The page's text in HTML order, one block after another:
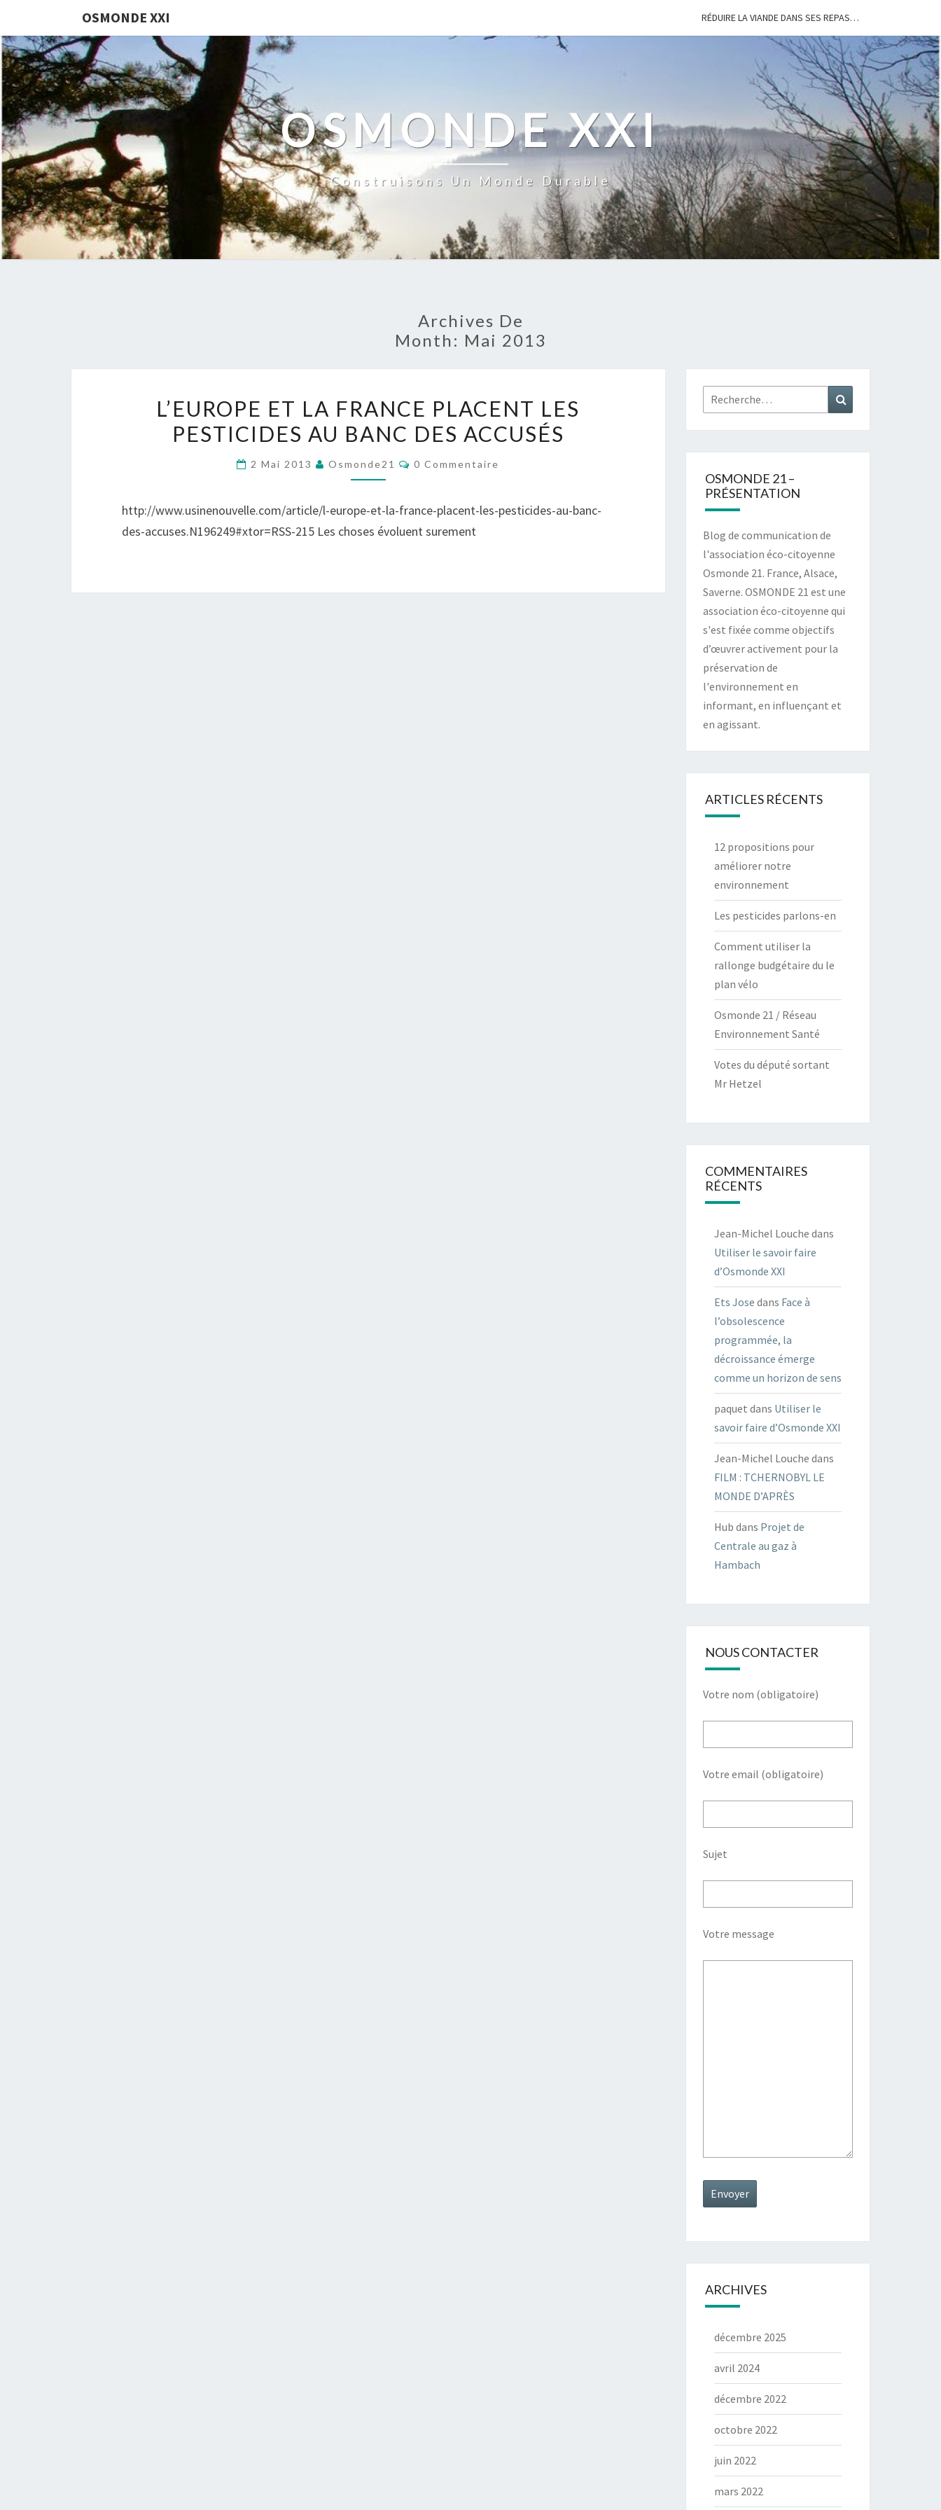
OSMONDE XXI RÉDUIRE LA VIANDE DANS SES REPAS…
OSMONDE XXI
Construisons Un Monde Durable
Archives De
Month: Mai 2013
ET
LA
PLACENT
PESTICIDES
AU
L’EUROPE ET LA FRANCE PLACENT LES
PESTICIDES AU BANC DES ACCUSÉS
2 Mai 2013 Osmonde21 Commentaires
0 Commentaire
http://www.usinenouvelle.com/article/l-europe-et-la-france-placent-les-pesticides-au-banc-
des-accuses.N196249#xtor=RSS-215 Les choses évoluent surement
Rechercher :
OSMONDE 21 –
PRÉSENTATION
Blog de communication de
l'association éco-citoyenne
Osmonde 21. France, Alsace,
Saverne. OSMONDE 21 est une
association éco-citoyenne qui
s'est fixée comme objectifs
d’œuvrer activement pour la
préservation de
l'environnement en
informant, en influençant et
en agissant.
ARTICLES RÉCENTS
12 propositions pour
améliorer notre
environnement
Les pesticides parlons-en
Comment utiliser la
rallonge budgétaire du le
plan vélo
Osmonde 21 / Réseau
Environnement Santé
Votes du député sortant
Mr Hetzel
COMMENTAIRES
RÉCENTS
Jean-Michel Louche dans
Utiliser le savoir faire
d’Osmonde XXI
Ets Jose dans Face à
l’obsolescence
programmée, la
décroissance émerge
comme un horizon de sens
paquet dans Utiliser le
savoir faire d’Osmonde XXI
Jean-Michel Louche dans
FILM : TCHERNOBYL LE
MONDE D’APRÈS
Hub dans Projet de
Centrale au gaz à
Hambach
NOUS CONTACTER
Votre nom (obligatoire)
Votre email (obligatoire)
Sujet
Votre message
ARCHIVES
décembre 2025
avril 2024
décembre 2022
octobre 2022
juin 2022
mars 2022